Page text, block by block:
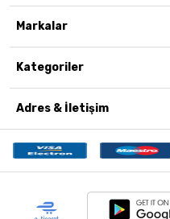
Markalar
Kategoriler
Adres & İletişim